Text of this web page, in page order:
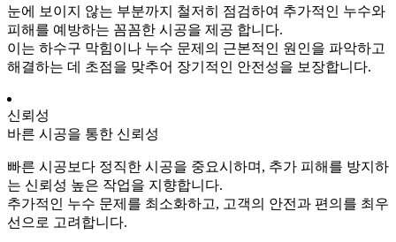
눈에 보이지 않는 부분까지 철저히 점검하여 추가적인 누수와
피해를 예방하는 꼼꼼한 시공을 제공 합니다.
이는 하수구 막힘이나 누수 문제의 근본적인 원인을 파악하고
해결하는 데 초점을 맞추어 장기적인 안전성을 보장합니다.
신뢰성
바른 시공을 통한 신뢰성
빠른 시공보다 정직한 시공을 중요시하며, 추가 피해를 방지하
는 신뢰성 높은 작업을 지향합니다.
추가적인 누수 문제를 최소화하고, 고객의 안전과 편의를 최우
선으로 고려합니다.